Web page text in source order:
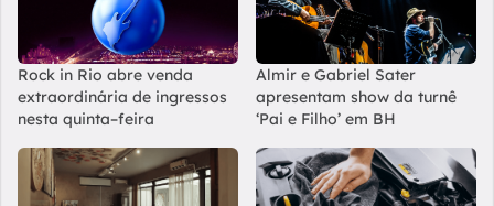
Rock in Rio abre venda
extraordinária de ingressos
nesta quinta–feira
Almir e Gabriel Sater
apresentam show da turnê
‘Pai e Filho’ em BH